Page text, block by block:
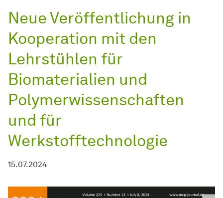
Neue Veröffentlichung in
Kooperation mit den
Lehrstühlen für
Biomaterialien und
Polymerwissenschaften
und für
Werkstofftechnologie
15.07.2024